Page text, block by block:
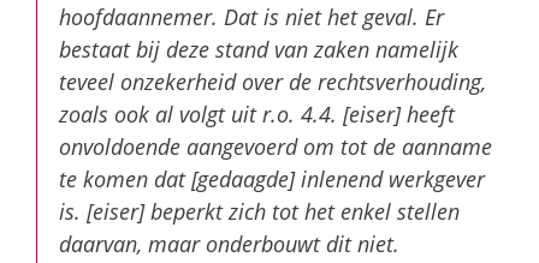
hoofdaannemer. Dat is niet het geval. Er
bestaat bij deze stand van zaken namelijk
teveel onzekerheid over de rechtsverhouding,
zoals ook al volgt uit r.o. 4.4. [eiser] heeft
onvoldoende aangevoerd om tot de aanname
te komen dat [gedaagde] inlenend werkgever
is. [eiser] beperkt zich tot het enkel stellen
daarvan, maar onderbouwt dit niet.